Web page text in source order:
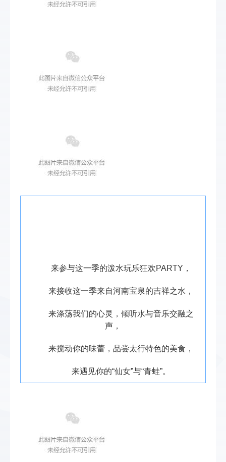
来参与这一季的泼水玩乐狂欢PARTY ，
来接收这一季来自河南宝泉的吉祥之水，
来涤荡我们的心灵，倾听水与音乐交融之
声，
来搅动你的味蕾，品尝太行特色的美食，
来遇见你的“仙女”与“青蛙”。